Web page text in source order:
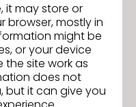
LISTE
it may store or
browser, mostly in
might be
or your device
the site work as
does not
but it can give you